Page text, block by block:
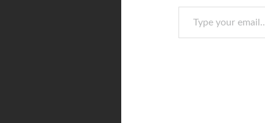
Type your email…